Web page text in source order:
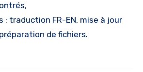
: traduction FR-EN, mise à jour
de fichiers.